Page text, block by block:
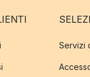
Servizi